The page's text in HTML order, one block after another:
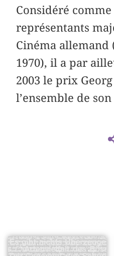
Considéré comme
représentants
Cinéma allemand
1970), il a par
2003 le prix
l’ensemble de